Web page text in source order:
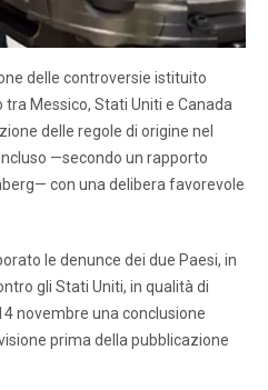
delle controversie istituito
Messico, Stati Uniti e Canada
delle regole di origine nel
—secondo un rapporto
con una delibera favorevole
le denunce dei due Paesi, in
gli Stati Uniti, in qualità di
novembre una conclusione
prima della pubblicazione